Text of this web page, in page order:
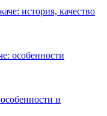
история, качество
особенности
и